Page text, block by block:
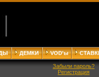
ДЕМКИ VOD'ы
Забыли пароль?
Регистрация